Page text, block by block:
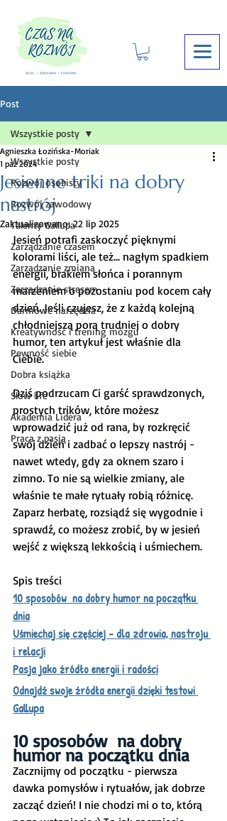
Post
Wszystkie posty
Rozwój osobisty
Rozwój zawodowy
Talenty Gallupa
Zarządzanie czasem
Zarządzanie zmianą
Zarządzanie stresem
Darmowe narzędzia
Kreatywność i trening mózgu
Pewność siebie
Dobra książka
Slow life
Akademia Lidera
Praca z pasją
Wszystkie posty
Jesienne triki na dobry
nastrój
Agnieszka Łozińska-Moriak
1 paź 2024
Zaktualizowano:22 lip 2025
Jesień potrafi zaskoczyć pięknymi
kolorami liści, ale też… nagłym spadkiem
energii, brakiem słońca i porannym
marzeniem o pozostaniu pod kocem cały
dzień. Jeśli czujesz, że z każdą kolejną
chłodniejszą porą trudniej o dobry
humor, ten artykuł jest właśnie dla
Ciebie.
Dziś podrzucam Ci garść sprawdzonych,
prostych trików, które możesz
wprowadzić już od rana, by rozkręcić
swój dzień i zadbać o lepszy nastrój -
nawet wtedy, gdy za oknem szaro i
zimno. To nie są wielkie zmiany, ale
właśnie te małe rytuały robią różnicę.
Zaparz herbatę, rozsiądź się wygodnie i
sprawdź, co możesz zrobić, by w jesień
wejść z większą lekkością i uśmiechem.
Spis treści
10 sposobów  na dobry humor na początku
dnia
Uśmiechaj się częściej - dla zdrowia, nastroju
i relacji
Pasja jako źródło energii i radości
Odnajdź swoje źródła energii dzięki testowi
Gallupa
10 sposobów  na dobry
humor na początku dnia
Zacznijmy od początku - pierwsza
dawka pomysłów i rytuałów, jak dobrze
zacząć dzień! I nie chodzi mi o to, którą